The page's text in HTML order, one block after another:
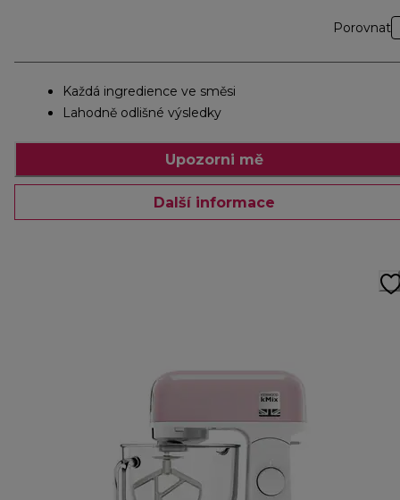
Porovnat
Každá ingredience ve směsi
Lahodně odlišné výsledky
Upozorni mě
Další informace